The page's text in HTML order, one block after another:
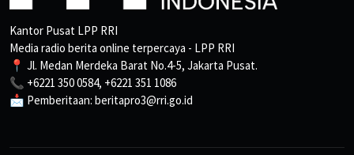
Kantor Pusat LPP RRI
Media radio berita online terpercaya - LPP RRI
📍 Jl. Medan Merdeka Barat No.4-5, Jakarta Pusat.
📞 +6221 350 0584, +6221 351 1086
📩 Pemberitaan: beritapro3@rri.go.id